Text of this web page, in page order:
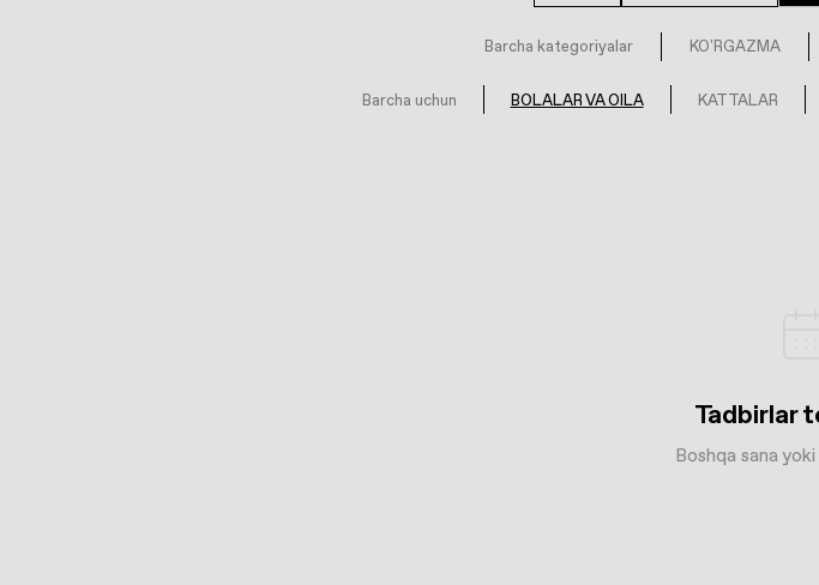
Barcha kategoriyalar KO'RGAZMA
Barcha uchun BOLALAR VA OILA KATTALAR
Tadbirlar
Boshqa sana